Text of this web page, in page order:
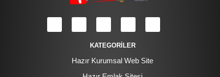
KATEGORİLER
Hazır Kurumsal Web Site